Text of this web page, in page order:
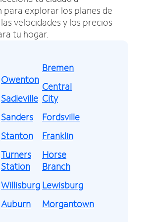
para explorar los planes de
velocidades y los precios
tu hogar.
Owenton
Sadieville
Sanders
Stanton
Turners
Station
Willisburg
Auburn
Bremen
Central
City
Fordsville
Franklin
Horse
Branch
Lewisburg
Morgantown